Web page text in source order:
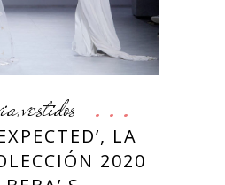
,vestidos
LA
2020